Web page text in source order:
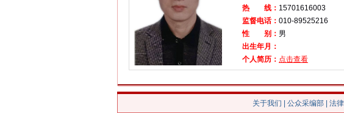
热 线： 15701616003
监督电话： 010-89525216
性 别： 男
出生年月：
个人简历： 点击查看
关于我们 公众采编部 法